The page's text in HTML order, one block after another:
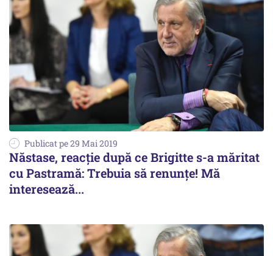
Publicat pe 29 Mai 2019
Năstase, reacție după ce Brigitte s-a măritat
cu Pastramă: Trebuia să renunțe! Mă
interesează...